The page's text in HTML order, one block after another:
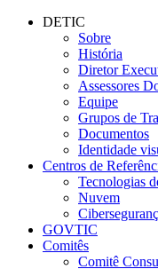
Conteúdo principal
DETIC
Sobre
História
Diretor
Assessores
Equipe
Grupos de
Documentos
Identidade
Centros de
Tecnologias
Nuvem
GOVTIC
Comitês
Comitê